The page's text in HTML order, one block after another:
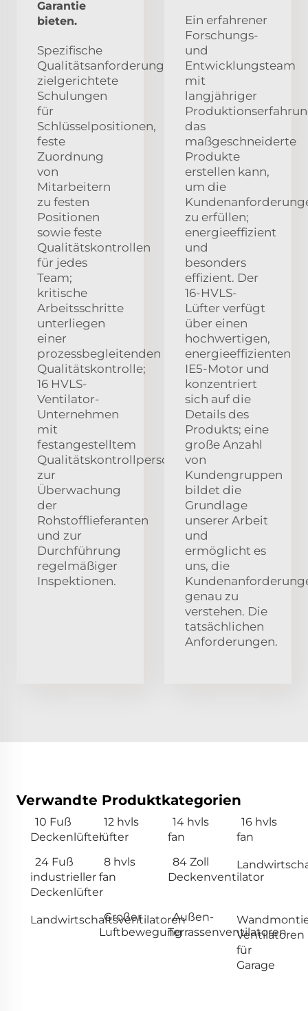
Garantie
bieten.
Spezifische
Qualitätsanforderungen,
zielgerichtete
Schulungen
für
Schlüsselpositionen,
feste
Zuordnung
von
Mitarbeitern
zu festen
Positionen
sowie feste
Qualitätskontrollen
für jedes
Team;
kritische
Arbeitsschritte
unterliegen
einer
prozessbegleitenden
Qualitätskontrolle;
16 HVLS-
Ventilator-
Unternehmen
mit
festangestelltem
Qualitätskontrollpersonal
zur
Überwachung
der
Rohstofflieferanten
und zur
Durchführung
regelmäßiger
Inspektionen.
Ein erfahrener
Forschungs-
und
Entwicklungsteam
mit
langjähriger
das
maßgeschneiderte
Produkte
erstellen kann,
um die
zu erfüllen;
energieeffizient
und
besonders
effizient. Der
16-HVLS-
Lüfter verfügt
über einen
hochwertigen,
energieeffizienten
IE5-Motor und
konzentriert
sich auf die
Details des
Produkts; eine
große Anzahl
von
Kundengruppen
bildet die
Grundlage
unserer Arbeit
und
ermöglicht es
uns, die
genau zu
verstehen. Die
tatsächlichen
Anforderungen.
Verwandte Produktkategorien
10 Fuß
Deckenlüfter
12 hvls
lüfter
14 hvls
fan
16 hvls
fan
24 Fuß
industrieller
Deckenlüfter
8 hvls
fan
84 Zoll
Deckenventilator
Landwirtschaftsventilatoren
Großer
Luftbewegung
Außen-
Terrassenventilatoren
Ventilatoren
für
Garage